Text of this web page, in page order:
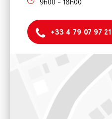
9h00 - 18h00
+33 4 79 07 97 21
58 Passage Lucas Curton,
9h00 - 12h00 et 16h00 - 18h00